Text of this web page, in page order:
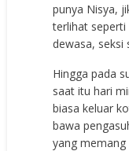
punya Nisya,
terlihat
dewasa, seksi
Hingga pada
saat itu hari
biasa keluar
bawa
yang